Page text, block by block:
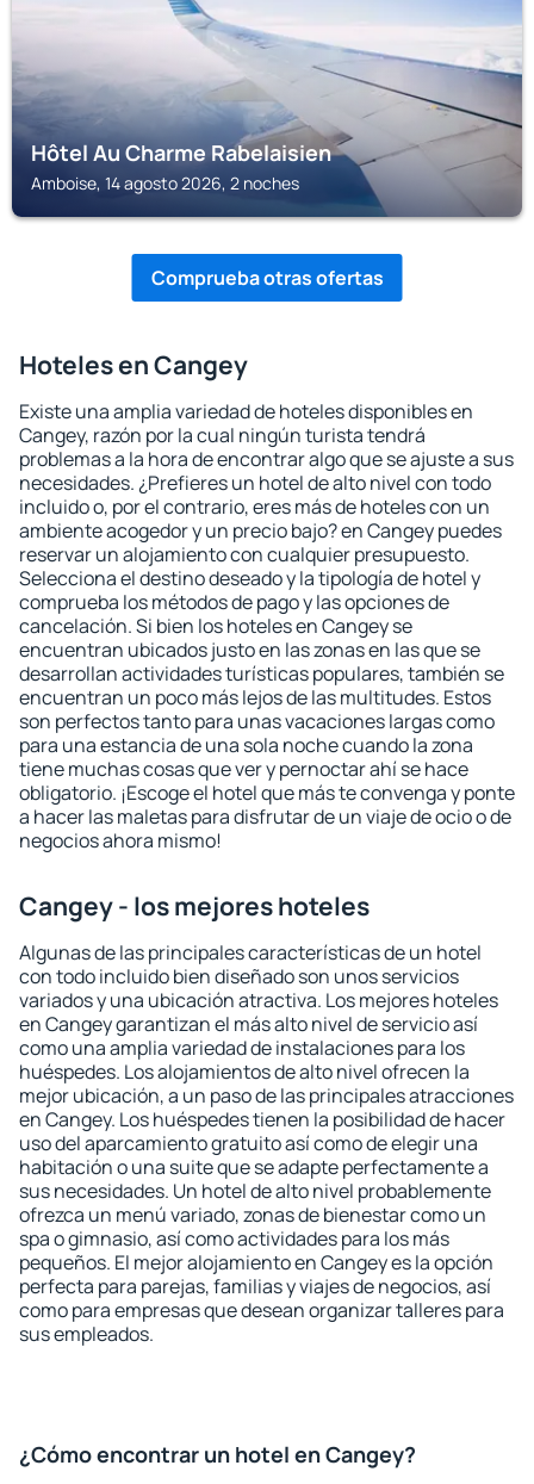
Hôtel Au Charme Rabelaisien
Amboise, 14 agosto 2026, 2 noches
Comprueba otras ofertas
Hoteles en Cangey
Existe una amplia variedad de hoteles disponibles en
Cangey, razón por la cual ningún turista tendrá
problemas a la hora de encontrar algo que se ajuste a sus
necesidades. ¿Prefieres un hotel de alto nivel con todo
incluido o, por el contrario, eres más de hoteles con un
ambiente acogedor y un precio bajo? en Cangey puedes
reservar un alojamiento con cualquier presupuesto.
Selecciona el destino deseado y la tipología de hotel y
comprueba los métodos de pago y las opciones de
cancelación. Si bien los hoteles en Cangey se
encuentran ubicados justo en las zonas en las que se
desarrollan actividades turísticas populares, también se
encuentran un poco más lejos de las multitudes. Estos
son perfectos tanto para unas vacaciones largas como
para una estancia de una sola noche cuando la zona
tiene muchas cosas que ver y pernoctar ahí se hace
obligatorio. ¡Escoge el hotel que más te convenga y ponte
a hacer las maletas para disfrutar de un viaje de ocio o de
negocios ahora mismo!
Cangey - los mejores hoteles
Algunas de las principales características de un hotel
con todo incluido bien diseñado son unos servicios
variados y una ubicación atractiva. Los mejores hoteles
en Cangey garantizan el más alto nivel de servicio así
como una amplia variedad de instalaciones para los
huéspedes. Los alojamientos de alto nivel ofrecen la
mejor ubicación, a un paso de las principales atracciones
en Cangey. Los huéspedes tienen la posibilidad de hacer
uso del aparcamiento gratuito así como de elegir una
habitación o una suite que se adapte perfectamente a
sus necesidades. Un hotel de alto nivel probablemente
ofrezca un menú variado, zonas de bienestar como un
spa o gimnasio, así como actividades para los más
pequeños. El mejor alojamiento en Cangey es la opción
perfecta para parejas, familias y viajes de negocios, así
como para empresas que desean organizar talleres para
sus empleados.
¿Cómo encontrar un hotel en Cangey?